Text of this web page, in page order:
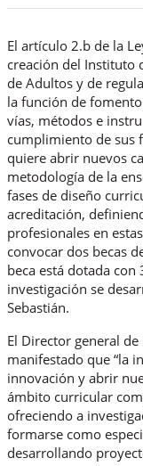
El artículo 2.b de la
creación del Instituto
de Adultos y de
la función de
vías, métodos e
cumplimiento de sus
quiere abrir nuevos
metodología de la
fases de diseño
acreditación,
profesionales en
convocar dos becas
beca está dotada
investigación se
Sebastián.
El Director general
manifestado que “la
innovación y abrir
ámbito curricular
ofreciendo a
formarse como
desarrollando